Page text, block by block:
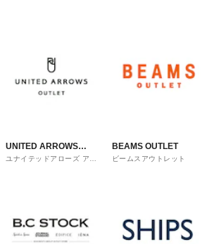
UNITED ARROWS
OUTLET
ユナイテッドアローズ アウ
BEAMS OUTLET
ビームスアウトレット